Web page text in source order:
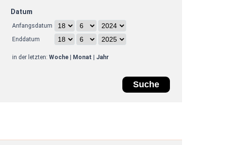
Datum
Anfangsdatum
Enddatum
in der letzten: Woche| Monat Jahr